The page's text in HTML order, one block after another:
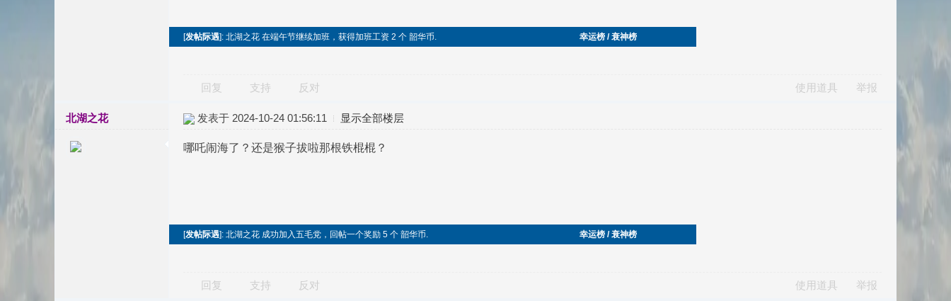
[发帖际遇]: 北湖之花 在端午节继续加班，获得加班工资 2 个 韶华币. 幸运榜 / 衰神榜
回复 支持 反对 使用道具 举报
北湖之花 发表于 2024-10-24 01:56:11 显示全部楼层
哪吒闹海了？还是猴子拔啦那根铁棍棍？
[发帖际遇]: 北湖之花 成功加入五毛党，回帖一个奖励 5 个 韶华币. 幸运榜 / 衰神榜
回复 支持 反对 使用道具 举报